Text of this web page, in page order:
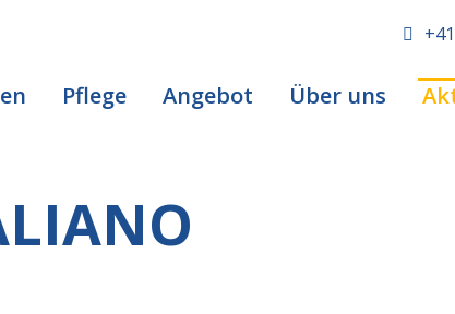
Pflege Angebot Über uns